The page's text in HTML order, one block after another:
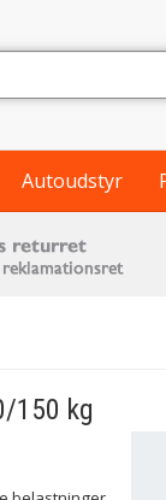
Autoudstyr
150 kg